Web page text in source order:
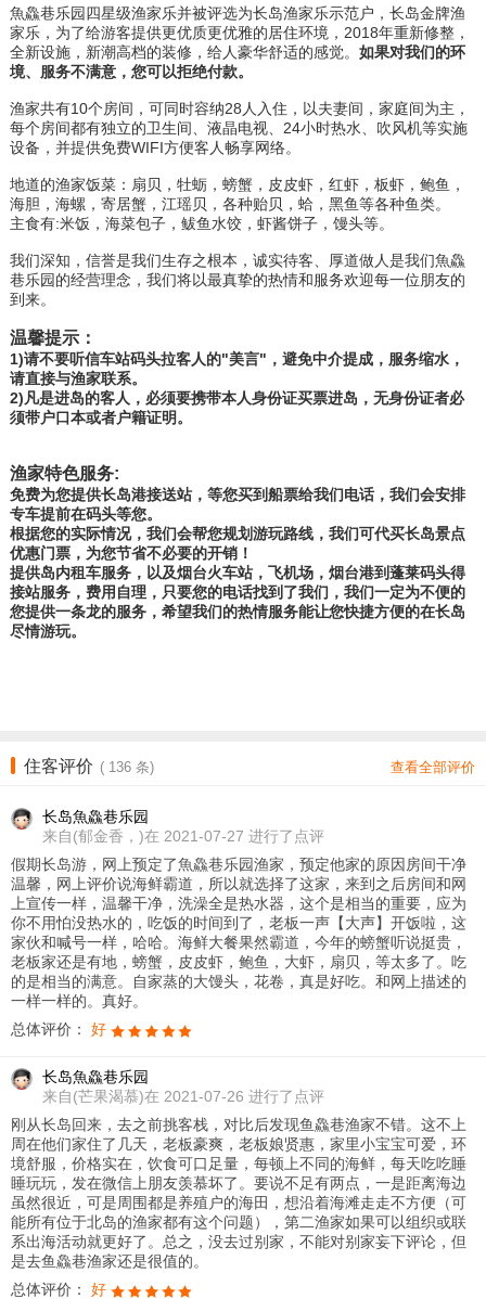
魚鱻巷乐园四星级渔家乐并被评选为长岛渔家乐示范户，长岛金牌渔
家乐，为了给游客提供更优质更优雅的居住环境，2018年重新修整，
全新设施，新潮高档的装修，给人豪华舒适的感觉。 如果对我们的环
境、服务不满意，您可以拒绝付款。
渔家共有10个房间，可同时容纳28人入住，以夫妻间，家庭间为主，
每个房间都有独立的卫生间、液晶电视、24小时热水、吹风机等实施
设备，并提供免费WIFI方便客人畅享网络。
地道的渔家饭菜：扇贝，牡蛎，螃蟹，皮皮虾，红虾，板虾，鲍鱼，
海胆，海螺，寄居蟹，江瑶贝，各种贻贝，蛤，黑鱼等各种鱼类。
主食有:米饭，海菜包子，鲅鱼水饺，虾酱饼子，馒头等。
我们深知，信誉是我们生存之根本，诚实待客、厚道做人是我们魚鱻
巷乐园的经营理念，我们将以最真挚的热情和服务欢迎每一位朋友的
到来。
温馨提示：
1)请不要听信车站码头拉客人的"美言"，避免中介提成，服务缩水，
请直接与渔家联系。
2)凡是进岛的客人，必须要携带本人身份证买票进岛，无身份证者必
须带户口本或者户籍证明。
渔家特色服务:
免费为您提供长岛港接送站，等您买到船票给我们电话，我们会安排
专车提前在码头等您。
根据您的实际情况，我们会帮您规划游玩路线，我们可代买长岛景点
优惠门票，为您节省不必要的开销！
提供岛内租车服务，以及烟台火车站，飞机场，烟台港到蓬莱码头得
接站服务，费用自理，只要您的电话找到了我们，我们一定为不便的
您提供一条龙的服务，希望我们的热情服务能让您快捷方便的在长岛
尽情游玩。
住客评价 ( 136 条) 查看全部评价
长岛魚鱻巷乐园
来自(郁金香，)在 2021-07-27 进行了点评
假期长岛游，网上预定了魚鱻巷乐园渔家，预定他家的原因房间干净
温馨，网上评价说海鲜霸道，所以就选择了这家，来到之后房间和网
上宣传一样，温馨干净，洗澡全是热水器，这个是相当的重要，应为
你不用怕没热水的，吃饭的时间到了，老板一声【大声】开饭啦，这
家伙和喊号一样，哈哈。海鲜大餐果然霸道，今年的螃蟹听说挺贵，
老板家还是有地，螃蟹，皮皮虾，鲍鱼，大虾，扇贝，等太多了。吃
的是相当的满意。自家蒸的大馒头，花卷，真是好吃。和网上描述的
一样一样的。真好。
总体评价： 好
长岛魚鱻巷乐园
来自(芒果渴慕)在 2021-07-26 进行了点评
刚从长岛回来，去之前挑客栈，对比后发现鱼鱻巷渔家不错。这不上
周在他们家住了几天，老板豪爽，老板娘贤惠，家里小宝宝可爱，环
境舒服，价格实在，饮食可口足量，每顿上不同的海鲜，每天吃吃睡
睡玩玩，发在微信上朋友羡慕坏了。要说不足有两点，一是距离海边
虽然很近，可是周围都是养殖户的海田，想沿着海滩走走不方便（可
能所有位于北岛的渔家都有这个问题），第二渔家如果可以组织或联
系出海活动就更好了。总之，没去过别家，不能对别家妄下评论，但
是去鱼鱻巷渔家还是很值的。
总体评价： 好